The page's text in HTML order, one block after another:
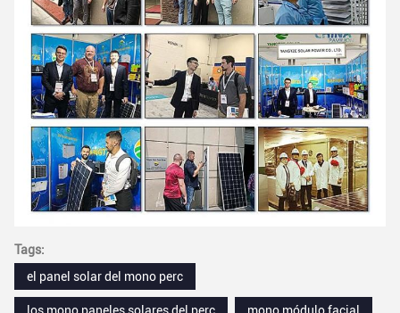
Tags:
el panel solar del mono perc
los mono paneles solares del perc mono módulo facial